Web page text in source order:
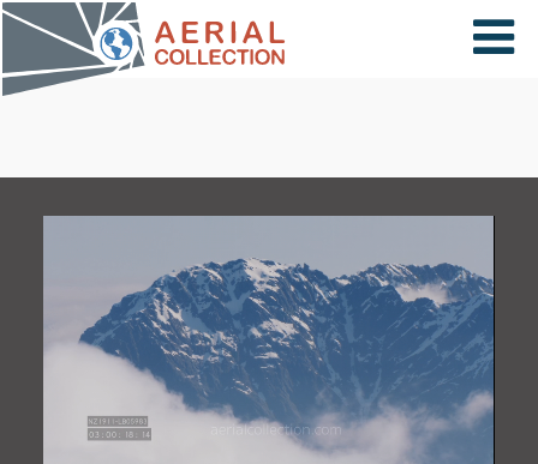
×
CARTE
COLLECTIONS